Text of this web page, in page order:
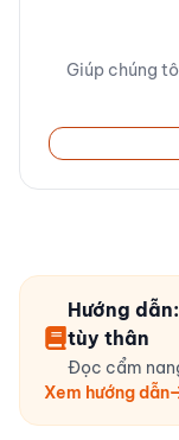
Giúp chúng
Hướng
tùy thân
Đọc cẩm
Xem hướng dẫn